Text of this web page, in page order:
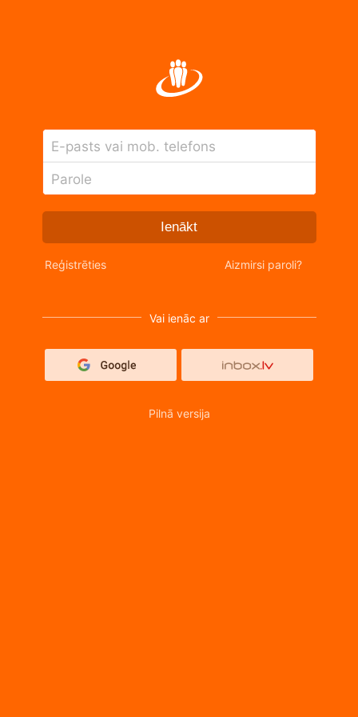
E-pasts vai mob. telefons
Parole
Ienākt
Reģistrēties Aizmirsi paroli?
Vai ienāc ar
Pilnā versija